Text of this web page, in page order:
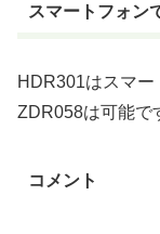
スマートフォン
HDR301はスマー
ZDR058は可能で
コメント